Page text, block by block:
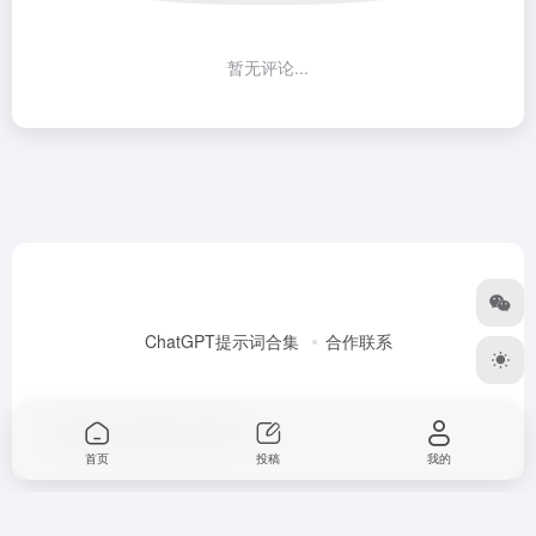
暂无评论...
ChatGPT提示词合集 合作联系
Copyright © 2026
首页 投稿 我的